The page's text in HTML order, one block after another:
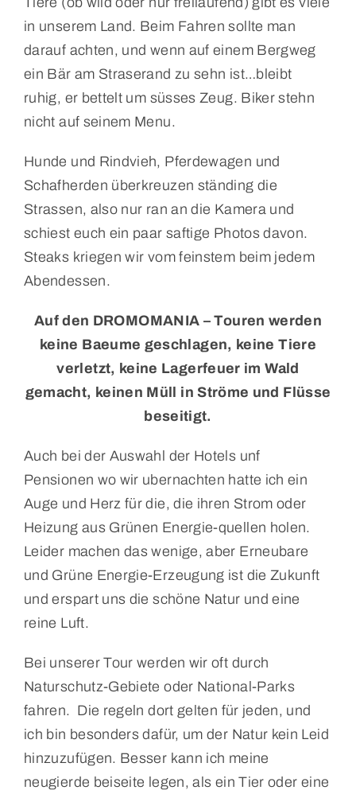
in unserem Land. Beim Fahren sollte man
darauf achten, und wenn auf einem Bergweg
ein Bär am Straserand zu sehn ist…bleibt
ruhig, er bettelt um süsses Zeug. Biker stehn
nicht auf seinem Menu.
Hunde und Rindvieh, Pferdewagen und
Schafherden überkreuzen ständing die
Strassen, also nur ran an die Kamera und
schiest euch ein paar saftige Photos davon.
Steaks kriegen wir vom feinstem beim jedem
Abendessen.
Auf den DROMOMANIA – Touren werden
keine Baeume geschlagen, keine Tiere
verletzt, keine Lagerfeuer im Wald
gemacht, keinen Müll in Ströme und Flüsse
beseitigt.
Auch bei der Auswahl der Hotels unf
Pensionen wo wir ubernachten hatte ich ein
Auge und Herz für die, die ihren Strom oder
Heizung aus Grünen Energie-quellen holen.
Leider machen das wenige, aber Erneubare
und Grüne Energie-Erzeugung ist die Zukunft
und erspart uns die schöne Natur und eine
reine Luft.
Bei unserer Tour werden wir oft durch
Naturschutz-Gebiete oder National-Parks
fahren. Die regeln dort gelten für jeden, und
ich bin besonders dafür, um der Natur kein Leid
hinzuzufügen. Besser kann ich meine
neugierde beiseite legen, als ein Tier oder eine